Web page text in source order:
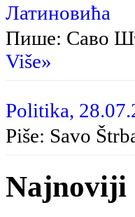
Латиновића
Пише: Саво
Više»
Politika,
Piše: Savo
Najnoviji